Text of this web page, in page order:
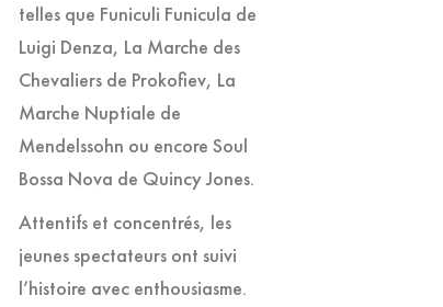
telles que Funiculi Funicula de
Luigi Denza, La Marche des
Chevaliers de Prokofiev, La
Marche Nuptiale de
Mendelssohn ou encore Soul
Bossa Nova de Quincy Jones.
Attentifs et concentrés, les
jeunes spectateurs ont suivi
l’histoire avec enthousiasme.